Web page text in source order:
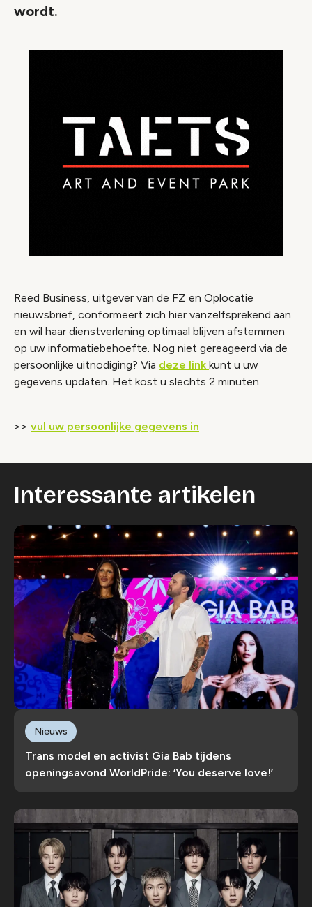
wordt.
Reed Business, uitgever van de FZ en Oplocatie
nieuwsbrief, conformeert zich hier vanzelfsprekend aan
en wil haar dienstverlening optimaal blijven afstemmen
op uw informatiebehoefte. Nog niet gereageerd via de
persoonlijke uitnodiging? Via deze link kunt u uw
gegevens updaten. Het kost u slechts 2 minuten.
>> vul uw persoonlijke gegevens in
Interessante artikelen
Trans model en activist Gia Bab tijdens
openingsavond WorldPride: ‘You deserve love!’
Nieuws